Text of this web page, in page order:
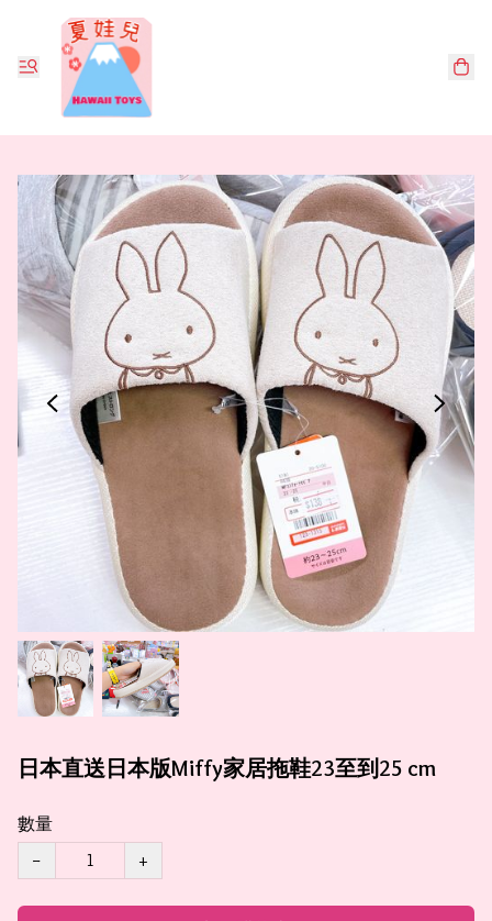
日本直送日本版Miffy家居拖鞋23至到25 cm
數量
−
+